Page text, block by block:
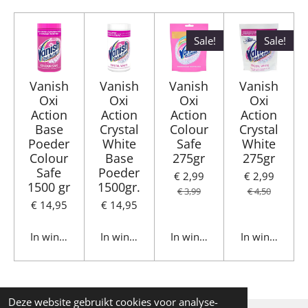
Deze website gebruikt cookies voor analyse-
Vanish
Oxi
Action
Base
Poeder
Colour
Safe
1500 gr
€ 14,95
In winkelwagen
Vanish
Oxi
Action
Crystal
White
Base
Poeder
1500gr.
€ 14,95
In winkelwagen
Sale!
Vanish
Oxi
Action
Colour
Safe
275gr
€ 2,99
€ 3,99
In winkelwagen
Sale!
Vanish
Oxi
Action
Crystal
White
275gr
€ 2,99
€ 4,50
In